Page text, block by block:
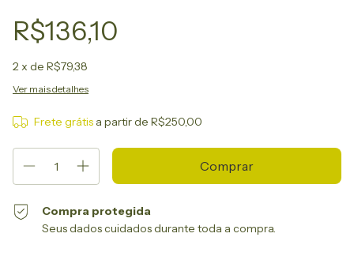
R$136,10
2x de R$79,38
Ver mais detalhes
Frete grátis a partir de R$250,00
Compra protegida
Seus dados cuidados durante toda a compra.